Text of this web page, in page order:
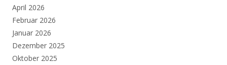
April 2026
Februar 2026
Januar 2026
Dezember 2025
Oktober 2025